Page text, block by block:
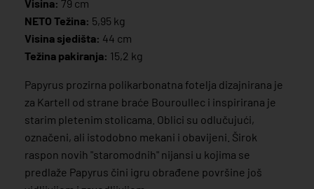
Visina: 79 cm
NETO Težina: 5,95 kg
Visina sjedišta: 44 cm
Težina pakiranja: 15,2 kg
Papyrus prozirna polikarbonatna fotelja dizajnirana je
za Kartell od strane braće Bouroullec i inspirirana je
starim pletenim stolicama. Oblici su odlučujući,
označeni, ali istodobno mekani i obavijeni. Širok
raspon novih "staromodnih" nijansi u kojima se
predlaže Papyrus čini igru obrađene površine još